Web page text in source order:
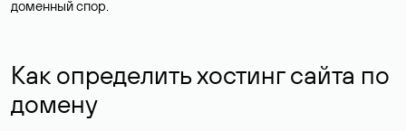
доменный спор.
Как определить хостинг сайта по
домену